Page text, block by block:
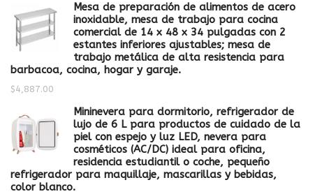
Mesa de preparación de alimentos de acero
inoxidable, mesa de trabajo para cocina
comercial de 14 x 48 x 34 pulgadas con 2
estantes inferiores ajustables; mesa de
trabajo metálica de alta resistencia para
barbacoa, cocina, hogar y garaje.
$4,887.00
Mininevera para dormitorio, refrigerador de
lujo de 6 L para productos de cuidado de la
piel con espejo y luz LED, nevera para
cosméticos (AC/DC) ideal para oficina,
residencia estudiantil o coche, pequeño
refrigerador para maquillaje, mascarillas y bebidas,
color blanco.